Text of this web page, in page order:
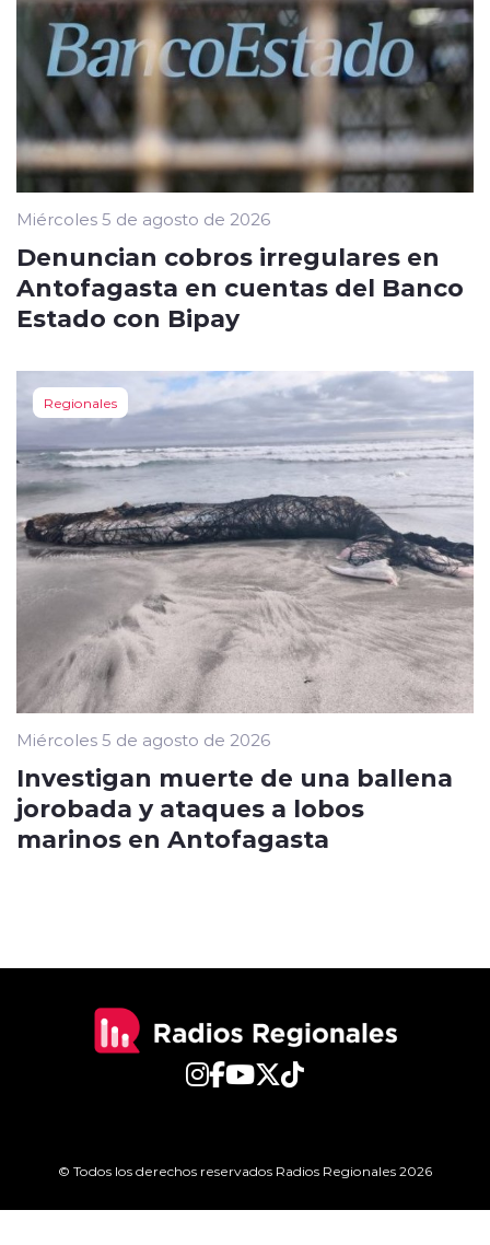
Miércoles 5 de agosto de 2026
Denuncian cobros irregulares en
Antofagasta en cuentas del Banco
Estado con Bipay
Regionales
Miércoles 5 de agosto de 2026
Investigan muerte de una ballena
jorobada y ataques a lobos
marinos en Antofagasta
© Todos los derechos reservados Radios Regionales 2026